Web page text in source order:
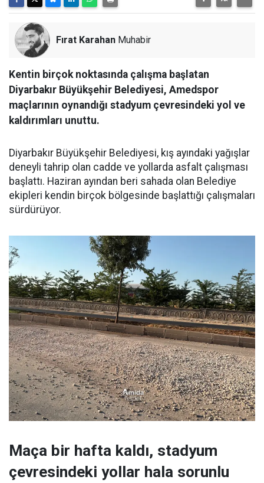
Fırat Karahan Muhabir
Kentin birçok noktasında çalışma başlatan
Diyarbakır Büyükşehir Belediyesi, Amedspor
maçlarının oynandığı stadyum çevresindeki yol ve
kaldırımları unuttu.
Diyarbakır Büyükşehir Belediyesi, kış ayındaki yağışlar
deneyli tahrip olan cadde ve yollarda asfalt çalışması
başlattı. Haziran ayından beri sahada olan Belediye
ekipleri kendin birçok bölgesinde başlattığı çalışmaları
sürdürüyor.
Maça bir hafta kaldı, stadyum
çevresindeki yollar hala sorunlu